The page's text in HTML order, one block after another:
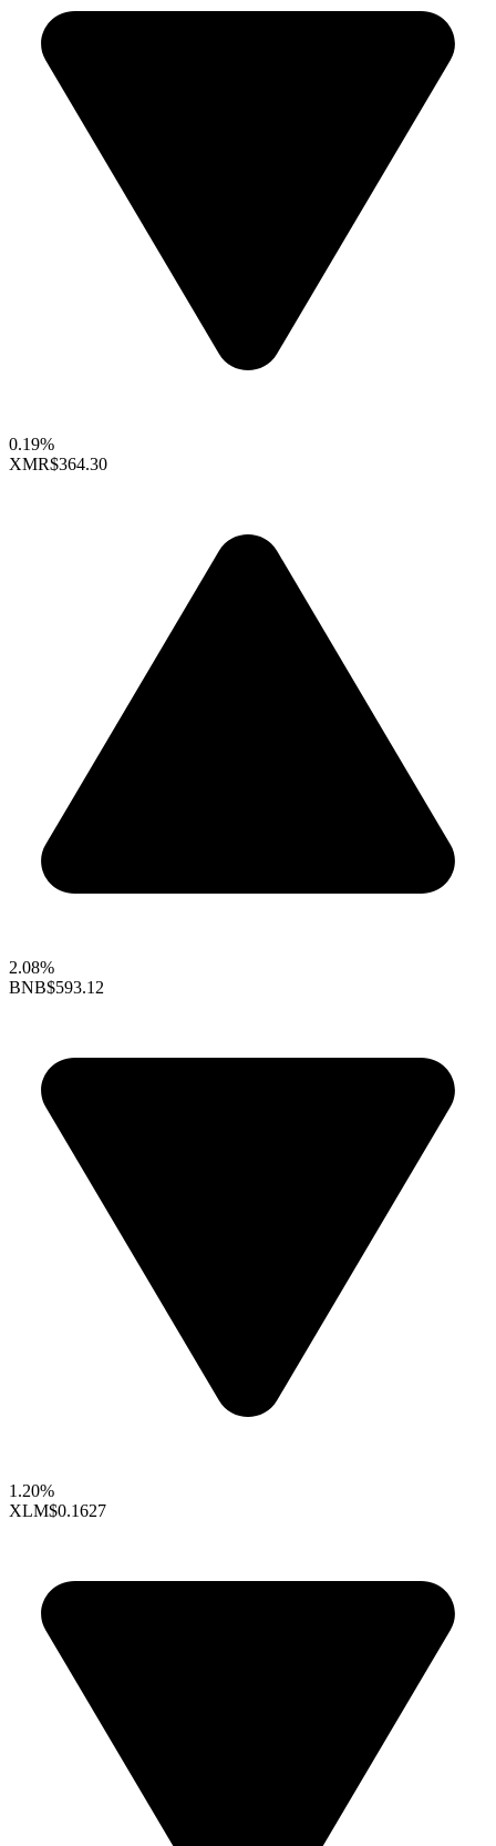
0.19%
XMR$364.30
2.08%
BNB$593.12
1.20%
XLM$0.1627